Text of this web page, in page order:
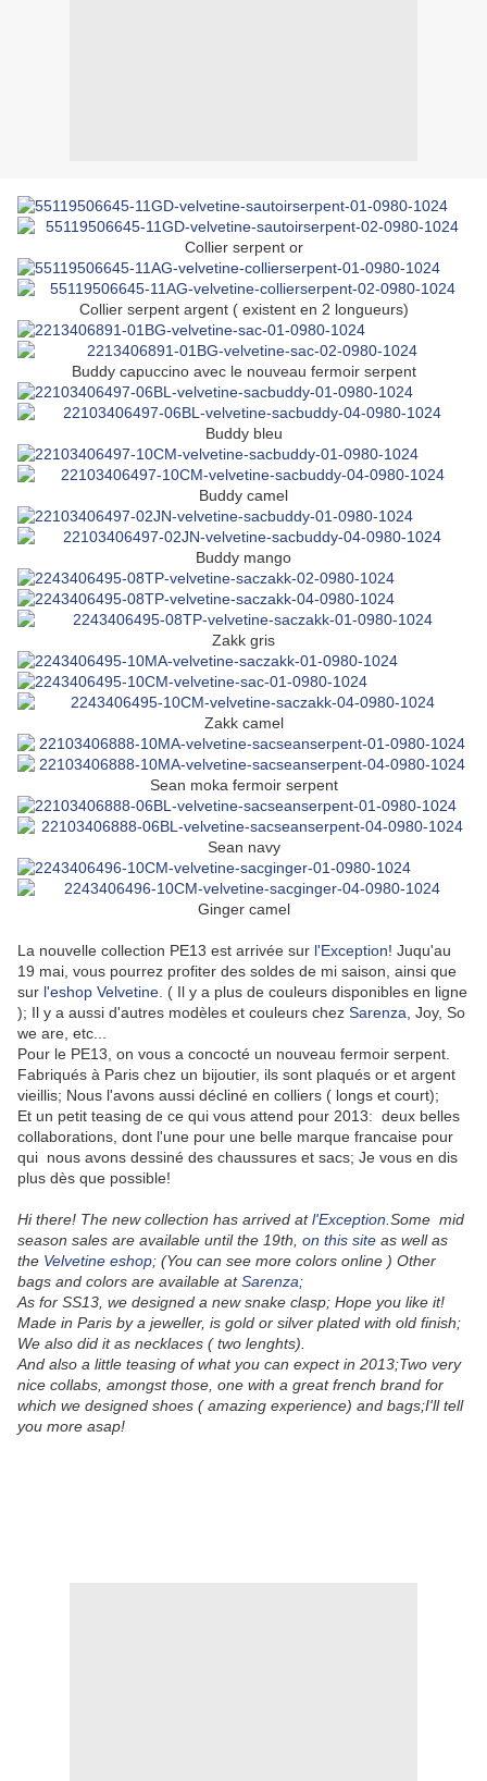
Collier serpent or
Collier serpent argent ( existent en 2 longueurs)
Buddy capuccino avec le nouveau fermoir serpent
Buddy bleu
Buddy camel
Buddy mango
Zakk gris
Zakk camel
Sean moka fermoir serpent
Sean navy
Ginger camel
La nouvelle collection PE13 est arrivée sur l'Exception! Juqu'au
19 mai, vous pourrez profiter des soldes de mi saison, ainsi que
sur l'eshop Velvetine . ( Il y a plus de couleurs disponibles en ligne
); Il y a aussi d'autres modèles et couleurs chez Sarenza , Joy, So
we are, etc...
Pour le PE13, on vous a concocté un nouveau fermoir serpent.
Fabriqués à Paris chez un bijoutier, ils sont plaqués or et argent
vieillis; Nous l'avons aussi décliné en colliers ( longs et court);
Et un petit teasing de ce qui vous attend pour 2013: deux belles
collaborations, dont l'une pour une belle marque francaise pour
qui nous avons dessiné des chaussures et sacs; Je vous en dis
plus dès que possible!
Hi there! The new collection has arrived atl'Exception .Some mid
season sales are available until the 19th, on this site as well as
the Velvetine eshop; (You can see more colors online ) Other
bags and colors are available atSarenza;
As for SS13, we designed a new snake clasp; Hope you like it!
Made in Paris by a jeweller, is gold or silver plated with old finish;
We also did it as necklaces ( two lenghts).
And also a little teasing of what you can expect in 2013;Two very
nice collabs, amongst those, one with a great french brand for
which we designed shoes ( amazing experience) and bags;I'll tell
you more asap!